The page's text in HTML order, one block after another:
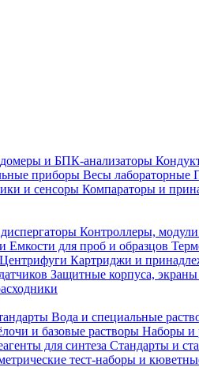
и БПК-анализаторы
приборы Весы лабораторные
и сенсоры Компараторы и
Контроллеры,
Емкости для проб и образцов
Центрифуги Картриджи и
Защитные корпуса,
Вода и специальные
и базовые растворы Наборы и
для синтеза Стандарты и
тест-наборы и